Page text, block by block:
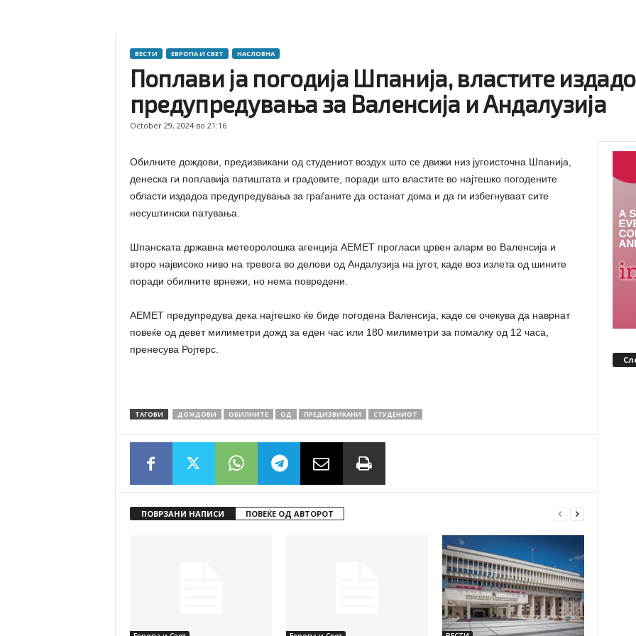
ВЕСТИ ЕВРОПА И СВЕТ НАСЛОВНА
Поплави ја погодија Шпанија, властите
предупредувања за Валенсија и Андалузија
October 29, 2024 во 21:16
Обилните дождови, предизвикани од студениот воздух што се движи низ југоисточна Шпанија,
денеска ги поплавија патиштата и градовите, поради што властите во најтешко погодените
области издадоа предупредувања за граѓаните да останат дома и да ги избегнуваат сите
несуштински патувања.
Шпанската државна метеоролошка агенција АЕМЕТ прогласи црвен аларм во Валенсија и
второ највисоко ниво на тревога во делови од Андалузија на југот, каде воз излета од шините
поради обилните врнежи, но нема повредени.
АЕМЕТ предупредува дека најтешко ќе биде погодена Валенсија, каде се очекува да наврнат
повеќе од девет милиметри дожд за еден час или 180 милиметри за помалку од 12 часа,
пренесува Ројтерс.
ТАГОВИ ДОЖДОВИ ОБИЛНИТЕ ОД ПРЕДИЗВИКАНИ СТУДЕНИОТ
ПОВРЗАНИ НАПИСИ ПОВЕЌЕ ОД АВТОРОТ